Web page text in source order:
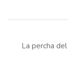
La percha